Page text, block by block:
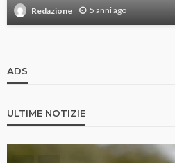
Redazione 5 anni ago
ADS
ULTIME NOTIZIE